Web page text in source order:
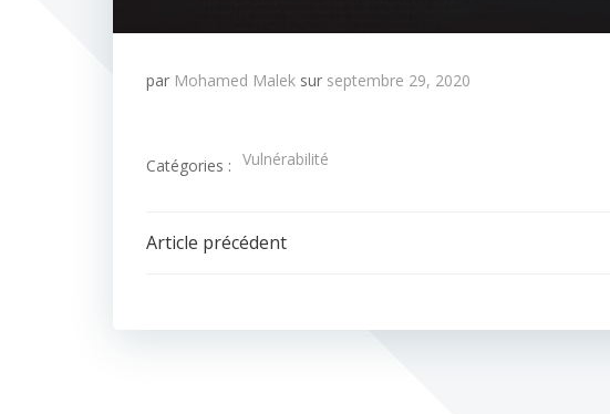
par Mohamed Malek sur septembre 29, 2020
Catégories : Vulnérabilité
Navigation
Article précédent